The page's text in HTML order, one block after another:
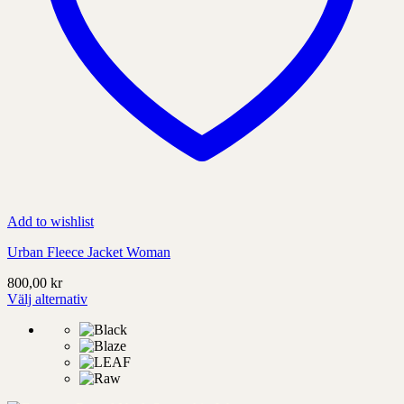
Add to wishlist
Urban Fleece Jacket Woman
800,00 kr
Välj alternativ
produkt